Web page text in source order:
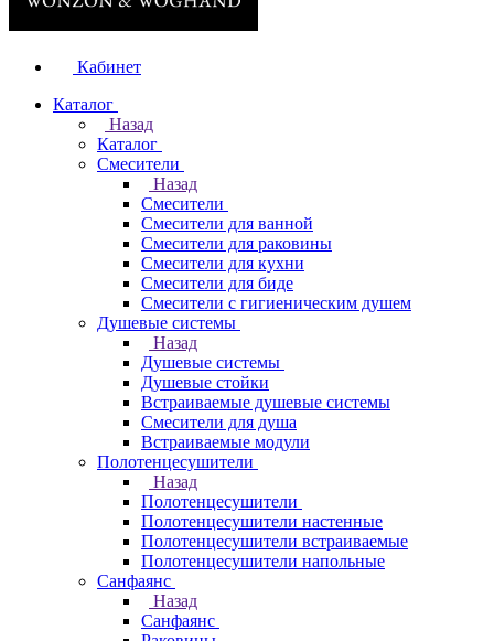
Кабинет
Каталог
Назад
Каталог
Смесители
Назад
Смесители
Смесители для ванной
Смесители для раковины
Смесители для кухни
Смесители для биде
Смесители с гигиеническим душем
Душевые системы
Назад
Душевые системы
Душевые стойки
Встраиваемые душевые системы
Смесители для душа
Встраиваемые модули
Полотенцесушители
Назад
Полотенцесушители
Полотенцесушители настенные
Полотенцесушители встраиваемые
Полотенцесушители напольные
Санфаянс
Назад
Санфаянс